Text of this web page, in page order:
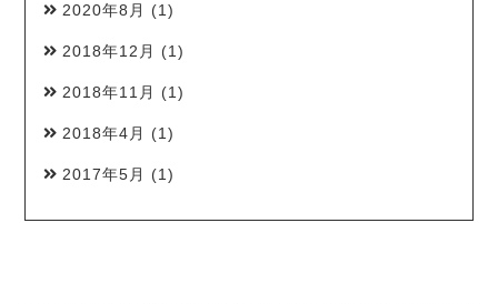
2020年8月 (1)
2018年12月 (1)
2018年11月 (1)
2018年4月 (1)
2017年5月 (1)